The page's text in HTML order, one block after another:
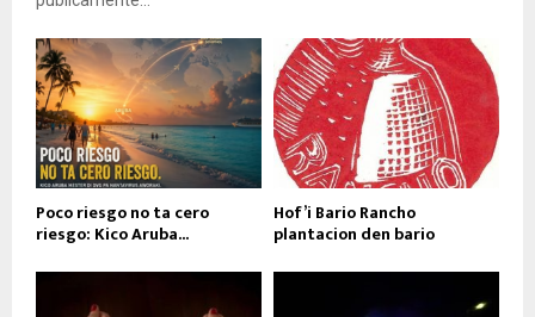
Poco riesgo no ta cero
riesgo: Kico Aruba...
Hof’i Bario Rancho
plantacion den bario